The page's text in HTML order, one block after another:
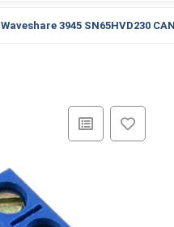
Waveshare 3945 SN65HVD230